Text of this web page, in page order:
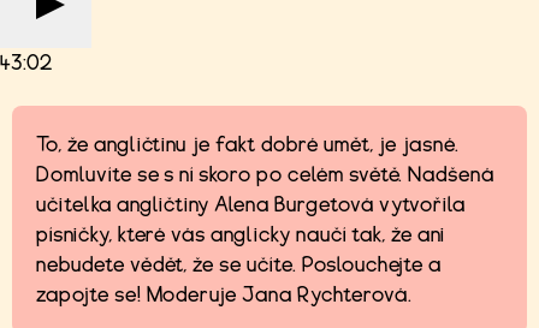
43:02
To, že angličtinu je fakt dobré umět, je jasné.
Domluvíte se s ní skoro po celém světě. Nadšená
učitelka angličtiny Alena Burgetová vytvořila
písničky, které vás anglicky naučí tak, že ani
nebudete vědět, že se učíte. Poslouchejte a
zapojte se! Moderuje Jana Rychterová.